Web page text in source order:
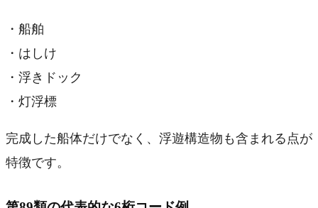
・船舶
・はしけ
・浮きドック
・灯浮標
完成した船体だけでなく、浮遊構造物も含まれる点が
特徴です。